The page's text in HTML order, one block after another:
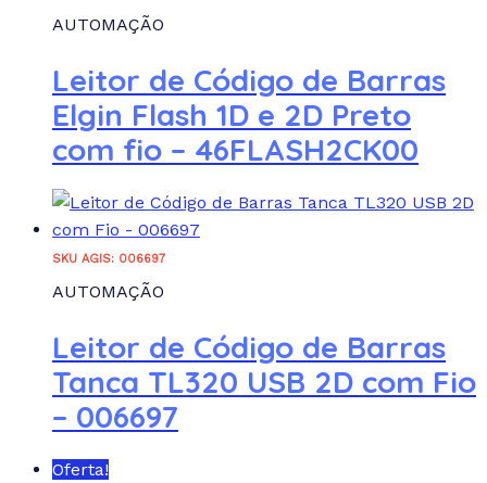
AUTOMAÇÃO
Leitor de Código de Barras
Elgin Flash 1D e 2D Preto
com fio – 46FLASH2CK00
SKU AGIS: 006697
AUTOMAÇÃO
Leitor de Código de Barras
Tanca TL320 USB 2D com Fio
– 006697
Oferta!